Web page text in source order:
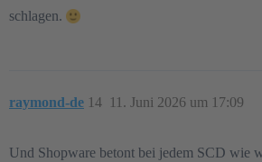
schlagen.
raymond-de 11. Juni 2026 um 17:09
14
Und Shopware betont bei jedem SCD wie